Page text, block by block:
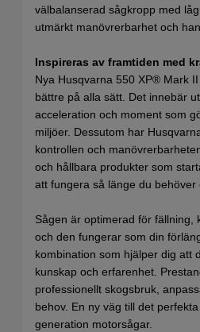
välbalanserad sågkropp med
utmärkt manövrerbarhet och
Inspireras av framtiden med
Nya Husqvarna 550 XP® Mark
bättre på alla sätt. Det innebär
acceleration och moment som
miljöer. Dessutom har
kontrollen och
och hållbara produkter som
att fungera så länge du behöver
Sågen är optimerad för fällning,
och den fungerar som din
kombination som hjälper dig att
kunskap och erfarenhet.
professionellt skogsbruk,
behov. En ny väg till det
generation motorsågar.